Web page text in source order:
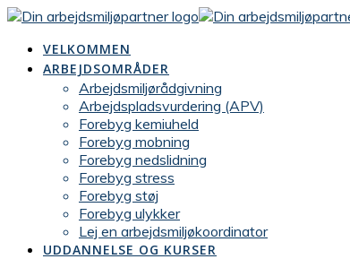
Skip
contentVELKOMMEN
ARBEJDSOMRÅDER
Arbejdsmiljørådgivning
Arbejdspladsvurdering (APV)
Forebyg kemiuheld
Forebyg mobning
Forebyg nedslidning
Forebyg stress
Forebyg støj
Forebyg ulykker
Lej en arbejdsmiljøkoordinator
UDDANNELSE OG KURSER